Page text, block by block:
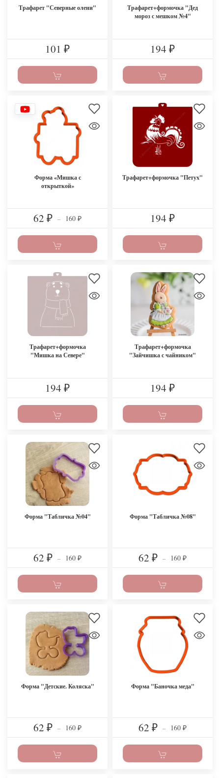
Трафарет "Северные олени"
101 ₽
Трафарет+формочка "Дед
мороз с мешком №4"
194 ₽
Форма «Мишка с
открыткой»
62 ₽ – 160 ₽
Трафарет+формочка "Петуx"
194 ₽
Трафарет+формочка
"Мишка на Севере"
194 ₽
Трафарет+формочка
"Зайчишка с чайником"
194 ₽
Форма "Табличка №04"
62 ₽ – 160 ₽
Форма "Табличка №08"
62 ₽ – 160 ₽
Форма "Детские. Коляска"
62 ₽ – 160 ₽
Форма "Баночка меда"
62 ₽ – 160 ₽